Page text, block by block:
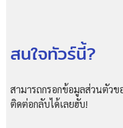
สนใจทัวร์นี้?
สามารถกรอกข้อมูลส่วนตัว
ติดต่อกลับได้เลยฮับ!